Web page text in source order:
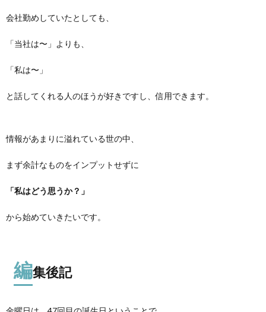
会社勤めしていたとしても、
「当社は〜」よりも、
「私は〜」
と話してくれる人のほうが好きですし、信用できます。
情報があまりに溢れている世の中、
まず余計なものをインプットせずに
「私はどう思うか？」
から始めていきたいです。
編集後記